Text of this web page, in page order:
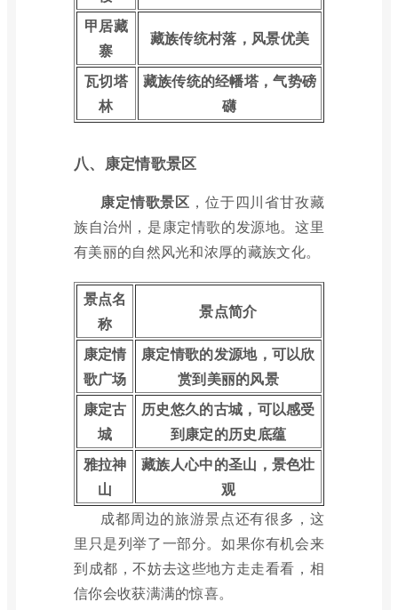
甲居藏
寨
藏族传统村落，风景优美
瓦切塔
林
藏族传统的经幡塔，气势磅
礴
八、康定情歌景区
康定情歌景区 ，位于四川省甘孜藏
族自治州，是康定情歌的发源地。这里
有美丽的自然风光和浓厚的藏族文化。
景点名
称
景点简介
康定情
歌广场
康定情歌的发源地，可以欣
赏到美丽的风景
康定古
城
历史悠久的古城，可以感受
到康定的历史底蕴
雅拉神
山
藏族人心中的圣山，景色壮
观
成都周边的旅游景点还有很多，这
里只是列举了一部分。如果你有机会来
到成都，不妨去这些地方走走看看，相
信你会收获满满的惊喜。